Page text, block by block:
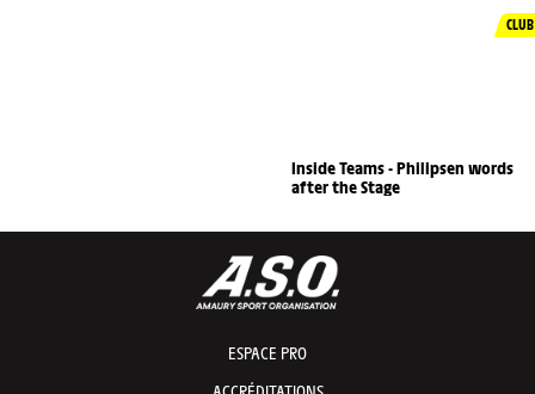
CLUB
Inside Teams - Philipsen words
after the Stage
ESPACE PRO